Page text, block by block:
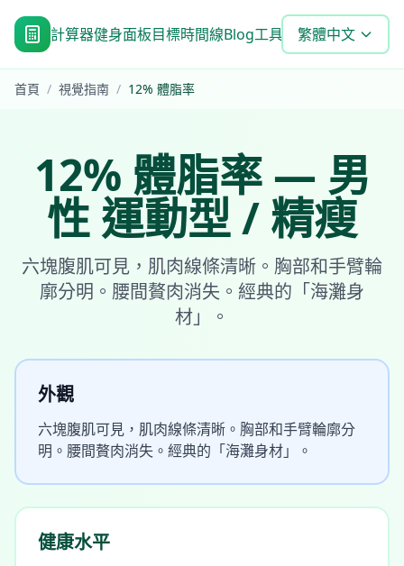
計算器健身面板目標時間線Blog工具 常見問題
繁體中文
首頁 / 視覺指南 / 12% 體脂率
12% 體脂率— 男
性 運動型 / 精瘦
六塊腹肌可見，肌肉線條清晰。胸部和手臂輪
廓分明。腰間贅肉消失。經典的「海灘身
材」。
外觀
六塊腹肌可見，肌肉線條清晰。胸部和手臂輪廓分
明。腰間贅肉消失。經典的「海灘身材」。
健康水平